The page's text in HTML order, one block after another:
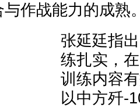
作战能力的成熟
张延廷指
练扎实，
训练内容
以中方歼-